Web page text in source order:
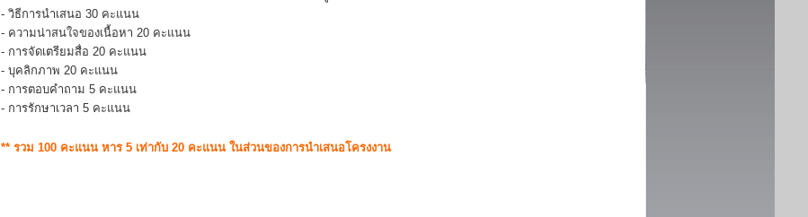
- วิธีการนำเสนอ 30 คะแนน
- ความน่าสนใจของเนื้อหา 20 คะแนน
- การจัดเตรียมสื่อ 20 คะแนน
- บุคลิกภาพ 20 คะแนน
- การตอบคำถาม 5 คะแนน
- การรักษาเวลา 5 คะแนน
** รวม 100 คะแนน หาร 5 เท่ากับ 20 คะแนน ในส่วนของการนำเสนอโครงงาน